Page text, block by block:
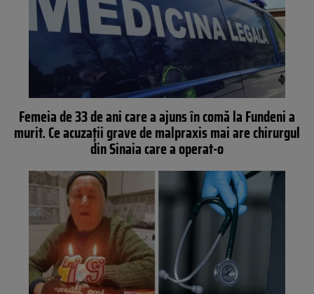
Femeia de 33 de ani care a ajuns în comă la Fundeni a
murit. Ce acuzații grave de malpraxis mai are chirurgul
din Sinaia care a operat-o